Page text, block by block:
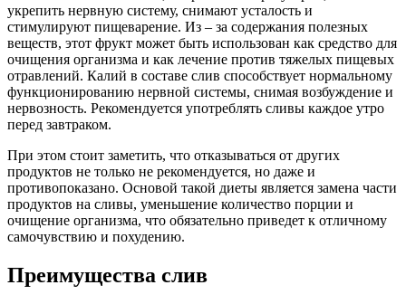
укрепить нервную систему, снимают усталость и
стимулируют пищеварение. Из – за содержания полезных
веществ, этот фрукт может быть использован как средство для
очищения организма и как лечение против тяжелых пищевых
отравлений. Калий в составе слив способствует нормальному
функционированию нервной системы, снимая возбуждение и
нервозность. Рекомендуется употреблять сливы каждое утро
перед завтраком.
При этом стоит заметить, что отказываться от других
продуктов не только не рекомендуется, но даже и
противопоказано. Основой такой диеты является замена части
продуктов на сливы, уменьшение количество порции и
очищение организма, что обязательно приведет к отличному
самочувствию и похудению.
Преимущества слив